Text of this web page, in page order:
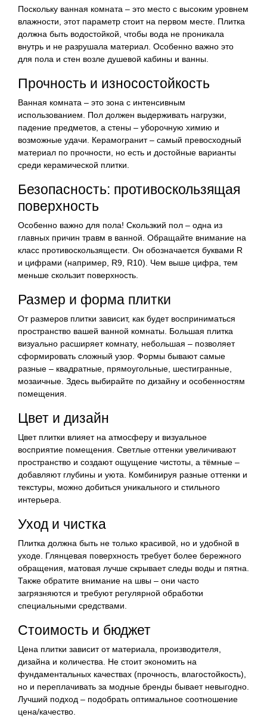
Поскольку ванная комната – это место с высоким уровнем
влажности, этот параметр стоит на первом месте. Плитка
должна быть водостойкой, чтобы вода не проникала
внутрь и не разрушала материал. Особенно важно это
для пола и стен возле душевой кабины и ванны.
Прочность и износостойкость
Ванная комната – это зона с интенсивным
использованием. Пол должен выдерживать нагрузки,
падение предметов, а стены – уборочную химию и
возможные удачи. Керамогранит – самый превосходный
материал по прочности, но есть и достойные варианты
среди керамической плитки.
Безопасность: противоскользящая
поверхность
Особенно важно для пола! Скользкий пол – одна из
главных причин травм в ванной. Обращайте внимание на
класс противоскользящести. Он обозначается буквами R
и цифрами (например, R9, R10). Чем выше цифра, тем
меньше скользит поверхность.
Размер и форма плитки
От размеров плитки зависит, как будет восприниматься
пространство вашей ванной комнаты. Большая плитка
визуально расширяет комнату, небольшая – позволяет
сформировать сложный узор. Формы бывают самые
разные – квадратные, прямоугольные, шестигранные,
мозаичные. Здесь выбирайте по дизайну и особенностям
помещения.
Цвет и дизайн
Цвет плитки влияет на атмосферу и визуальное
восприятие помещения. Светлые оттенки увеличивают
пространство и создают ощущение чистоты, а тёмные –
добавляют глубины и уюта. Комбинируя разные оттенки и
текстуры, можно добиться уникального и стильного
интерьера.
Уход и чистка
Плитка должна быть не только красивой, но и удобной в
уходе. Глянцевая поверхность требует более бережного
обращения, матовая лучше скрывает следы воды и пятна.
Также обратите внимание на швы – они часто
загрязняются и требуют регулярной обработки
специальными средствами.
Стоимость и бюджет
Цена плитки зависит от материала, производителя,
дизайна и количества. Не стоит экономить на
фундаментальных качествах (прочность, влагостойкость),
но и переплачивать за модные бренды бывает невыгодно.
Лучший подход – подобрать оптимальное соотношение
цена/качество.